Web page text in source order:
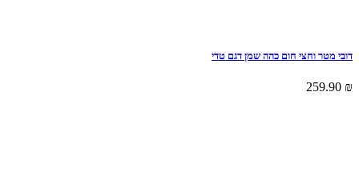
דובי מטר וחצי חום כהה שמן דגם טדי
₪